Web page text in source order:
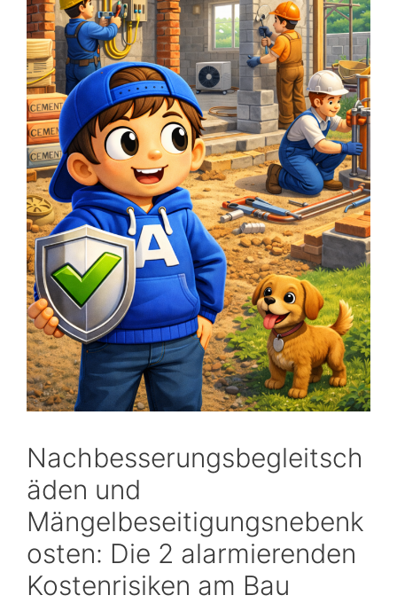
Nachbesserungsbegleitsch
äden und
Mängelbeseitigungsnebenk
osten: Die 2 alarmierenden
Kostenrisiken am Bau